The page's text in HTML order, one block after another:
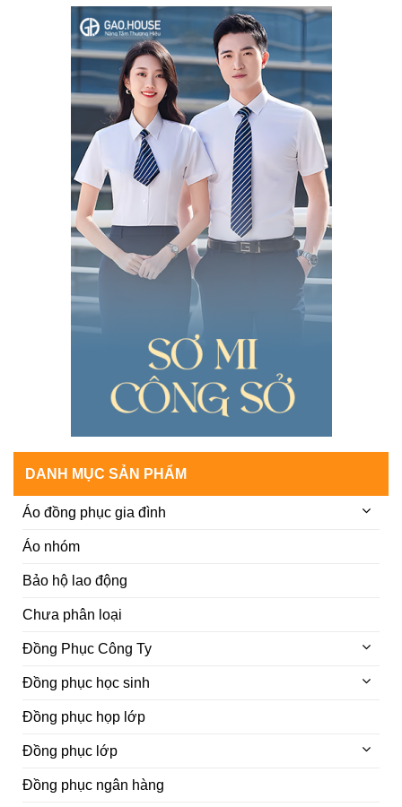
DANH MỤC SẢN PHẨM
Áo đồng phục gia đình
Áo nhóm
Bảo hộ lao động
Chưa phân loại
Đồng Phục Công Ty
Đồng phục học sinh
Đồng phục họp lớp
Đồng phục lớp
Đồng phục ngân hàng